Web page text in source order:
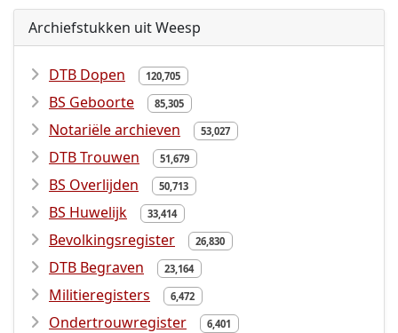
Archiefstukken uit Weesp
DTB Dopen 120,705
BS Geboorte 85,305
Notariële archieven 53,027
DTB Trouwen 51,679
BS Overlijden 50,713
BS Huwelijk 33,414
Bevolkingsregister 26,830
DTB Begraven 23,164
Militieregisters 6,472
Ondertrouwregister 6,401